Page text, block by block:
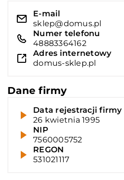
E-mail
sklep@domus.pl
Numer telefonu
48883364162
Adres internetowy
domus-sklep.pl
Dane firmy
Data rejestracji firmy
26 kwietnia 1995
NIP
7560005752
REGON
531021117